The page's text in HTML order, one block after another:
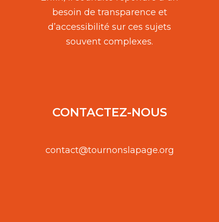
besoin de transparence et
d’accessibilité sur ces sujets
souvent complexes.
CONTACTEZ-NOUS
contact@tournonslapage.org